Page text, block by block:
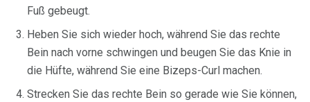
Fuß gebeugt.
Heben Sie sich wieder hoch, während Sie das rechte
Bein nach vorne schwingen und beugen Sie das Knie in
die Hüfte, während Sie eine Bizeps-Curl machen.
Strecken Sie das rechte Bein so gerade wie Sie können,